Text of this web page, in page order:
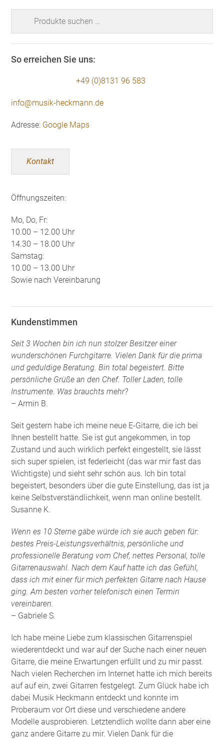
So erreichen Sie uns:
+49 (0)8131 96 583
info@musik-heckmann.de
Adresse: Google Maps
Kontakt
Öffnungszeiten:
Mo, Do, Fr:
10.00 – 12.00 Uhr
14.30 – 18.00 Uhr
Samstag:
10.00 – 13.00 Uhr
Sowie nach Vereinbarung
Kundenstimmen
Seit 3 Wochen bin ich nun stolzer Besitzer einer
wunderschönen Furchgitarre. Vielen Dank für die prima
und geduldige Beratung. Bin total begeistert. Bitte
persönliche Grüße an den Chef. Toller Laden, tolle
Instrumente. Was brauchts mehr?
– Armin B.
Seit gestern habe ich meine neue E-Gitarre, die ich bei
Ihnen bestellt hatte. Sie ist gut angekommen, in top
Zustand und auch wirklich perfekt eingestellt, sie lässt
sich super spielen, ist federleicht (das war mir fast das
Wichtigste) und sieht sehr schön aus. Ich bin total
begeistert, besonders über die gute Einstellung, das ist ja
keine Selbstverständlichkeit, wenn man online bestellt.
Susanne K.
Wenn es 10 Sterne gäbe würde ich sie auch geben für:
bestes Preis-Leistungsverhältnis, persönliche und
professionelle Beratung vom Chef, nettes Personal, tolle
Gitarrenauswahl. Nach dem Kauf hatte ich das Gefühl,
dass ich mit einer für mich perfekten Gitarre nach Hause
ging. Am besten vorher telefonisch einen Termin
vereinbaren.
– Gabriele S.
Ich habe meine Liebe zum klassischen Gitarrenspiel
wiederentdeckt und war auf der Suche nach einer neuen
Gitarre, die meine Erwartungen erfüllt und zu mir passt.
Nach vielen Recherchen im Internet hatte ich mich bereits
auf auf ein, zwei Gitarren festgelegt. Zum Glück habe ich
dabei Musik Heckmann entdeckt und konnte im
Proberaum vor Ort diese und verschiedene andere
Modelle ausprobieren. Letztendlich wollte dann aber eine
ganz andere Gitarre zu mir. Vielen Dank für die